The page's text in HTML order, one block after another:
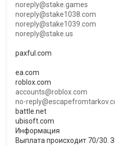
noreply@stake.games
noreply@stake1038.com
noreply@stake1039.com
noreply@stake.us
paxful.com
ea.com
roblox.com
accounts@roblox.com
no-
battle.net
ubisoft.com
Информация
Выплата происходит 70/30.